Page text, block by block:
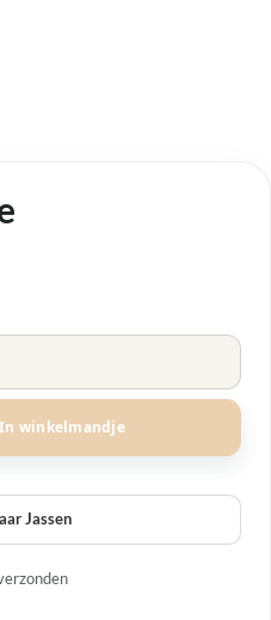
In winkelmandje
Jassen